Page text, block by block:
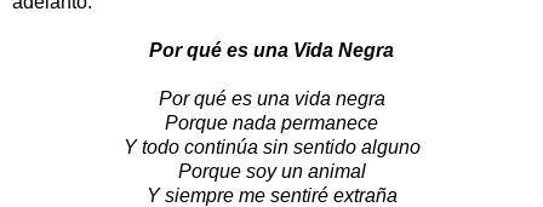
Por qué es una Vida Negra
Por qué es una vida negra
Porque nada permanece
Y todo continúa sin sentido alguno
Porque soy un animal
Y siempre me sentiré extraña